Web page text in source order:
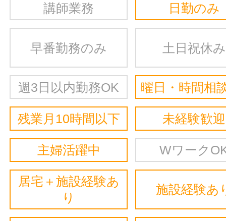
講師業務 日勤のみ
早番勤務のみ 土日祝休み
週3日以内勤務OK 曜日・時間相
残業月10時間以下 未経験歓迎
主婦活躍中 Wワーク
居宅＋施設経験あ
り
施設経験あ